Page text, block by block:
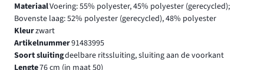
MateriaalVoering: 55% polyester, 45% polyester (gerecycled);
Bovenste laag: 52% polyester (gerecycled), 48% polyester
Kleurzwart
Artikelnummer91483995
Soort sluitingdeelbare ritssluiting, sluiting aan de voorkant